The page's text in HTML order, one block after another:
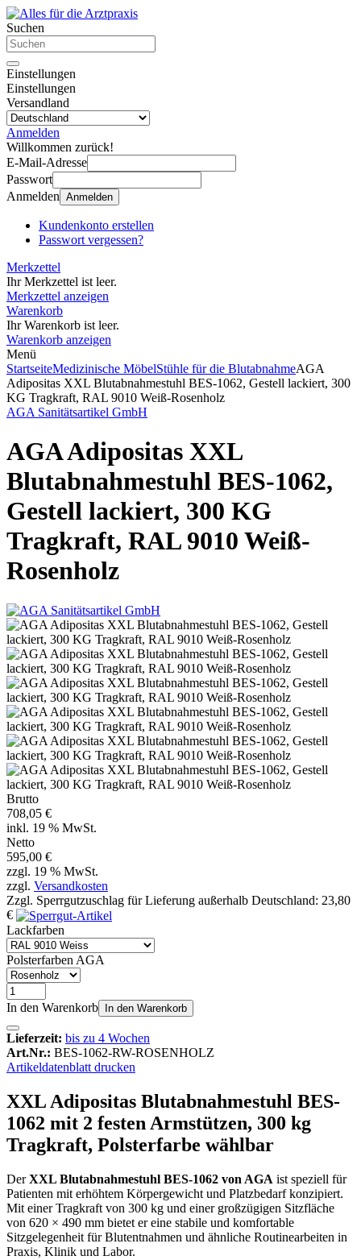
Suchen
Einstellungen
Einstellungen
Versandland
Anmelden
Willkommen zurück!
E-Mail-Adresse
Passwort
Anmelden Anmelden
Kundenkonto erstellen
Passwort vergessen?
Merkzettel
Ihr Merkzettel ist leer.
Merkzettel anzeigen
Warenkorb
Ihr Warenkorb ist leer.
Warenkorb anzeigen
Menü
StartseiteMedizinische MöbelStühle für die BlutabnahmeAGA
Adipositas XXL Blutabnahmestuhl BES-1062, Gestell lackiert, 300
KG Tragkraft, RAL 9010 Weiß-Rosenholz
AGA Sanitätsartikel GmbH
AGA Adipositas XXL
Blutabnahmestuhl BES-1062,
Gestell lackiert, 300 KG
Tragkraft, RAL 9010 Weiß-
Rosenholz
Brutto
708,05 €
inkl. 19 % MwSt.
Netto
595,00 €
zzgl. 19 % MwSt.
zzgl. Versandkosten
Zzgl. Sperrgutzuschlag für Lieferung außerhalb Deutschland: 23,80
€
Lackfarben
Polsterfarben AGA
In den Warenkorb In den Warenkorb
Lieferzeit: bis zu 4 Wochen
Art.Nr.: BES-1062-RW-ROSENHOLZ
Artikeldatenblatt drucken
XXL Adipositas Blutabnahmestuhl BES-
1062 mit 2 festen Armstützen, 300 kg
Tragkraft, Polsterfarbe wählbar
DerXXL Blutabnahmestuhl BES-1062 von AGA ist speziell für
Patienten mit erhöhtem Körpergewicht und Platzbedarf konzipiert.
Mit einer Tragkraft von 300 kg und einer großzügigen Sitzfläche
von 620 × 490 mm bietet er eine stabile und komfortable
Sitzgelegenheit für Blutentnahmen und ähnliche Routinearbeiten in
Praxis, Klinik und Labor.